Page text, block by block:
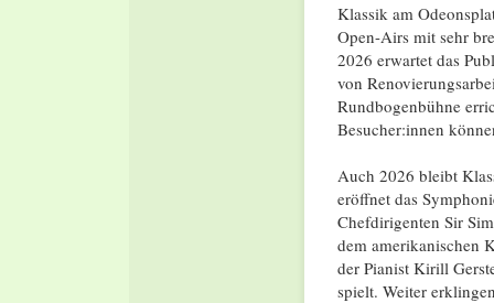
Klassik am
Open-Airs mit sehr
2026 erwartet das
von
Rundbogenbühne
Besucher:innen
Auch 2026 bleibt
eröffnet das
Chefdirigenten Sir
dem amerikanischen
der Pianist Kirill
spielt. Weiter